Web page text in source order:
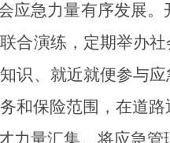
应急力量有序发展
合演练，定期举办
识、就近就便参与
和保险范围，在道
力量汇集。将应急